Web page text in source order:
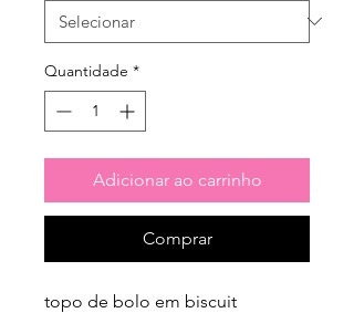
Quantidade *
Adicionar ao carrinho
Comprar
topo de bolo em biscuit